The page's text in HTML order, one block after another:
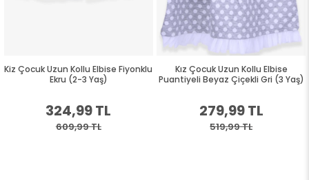
Kiz Çocuk Uzun Kollu Elbise Fiyonklu
Ekru (2-3 Yaş)
324,99 TL
609,99 TL
Kız Çocuk Uzun Kollu Elbise
Puantiyeli Beyaz Çiçekli Gri (3 Yaş)
279,99 TL
519,99 TL